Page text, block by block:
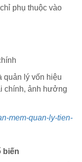
phụ thuộc vào
quản lý vốn hiệu
chính, ảnh hưởng
mem-quan-ly-tien-
biến